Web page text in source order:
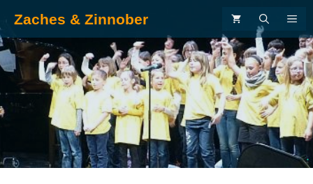
Inhalt
springen
Zaches & Zinnober
.